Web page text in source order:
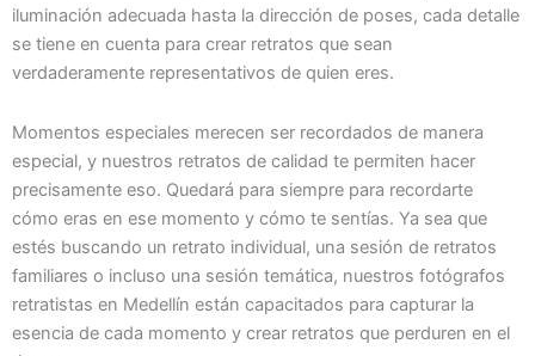
iluminación adecuada hasta la dirección de poses, cada detalle
se tiene en cuenta para crear retratos que sean
verdaderamente representativos de quien eres.
Momentos especiales merecen ser recordados de manera
especial, y nuestros retratos de calidad te permiten hacer
precisamente eso. Quedará para siempre para recordarte
cómo eras en ese momento y cómo te sentías. Ya sea que
estés buscando un retrato individual, una sesión de retratos
familiares o incluso una sesión temática, nuestros fotógrafos
retratistas en Medellín están capacitados para capturar la
esencia de cada momento y crear retratos que perduren en el